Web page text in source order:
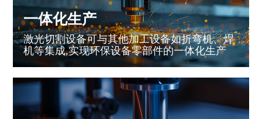
一体化生产
激光切割设备可与其他加工设备如折弯机、焊
机等集成,实现环保设备零部件的一体化生产